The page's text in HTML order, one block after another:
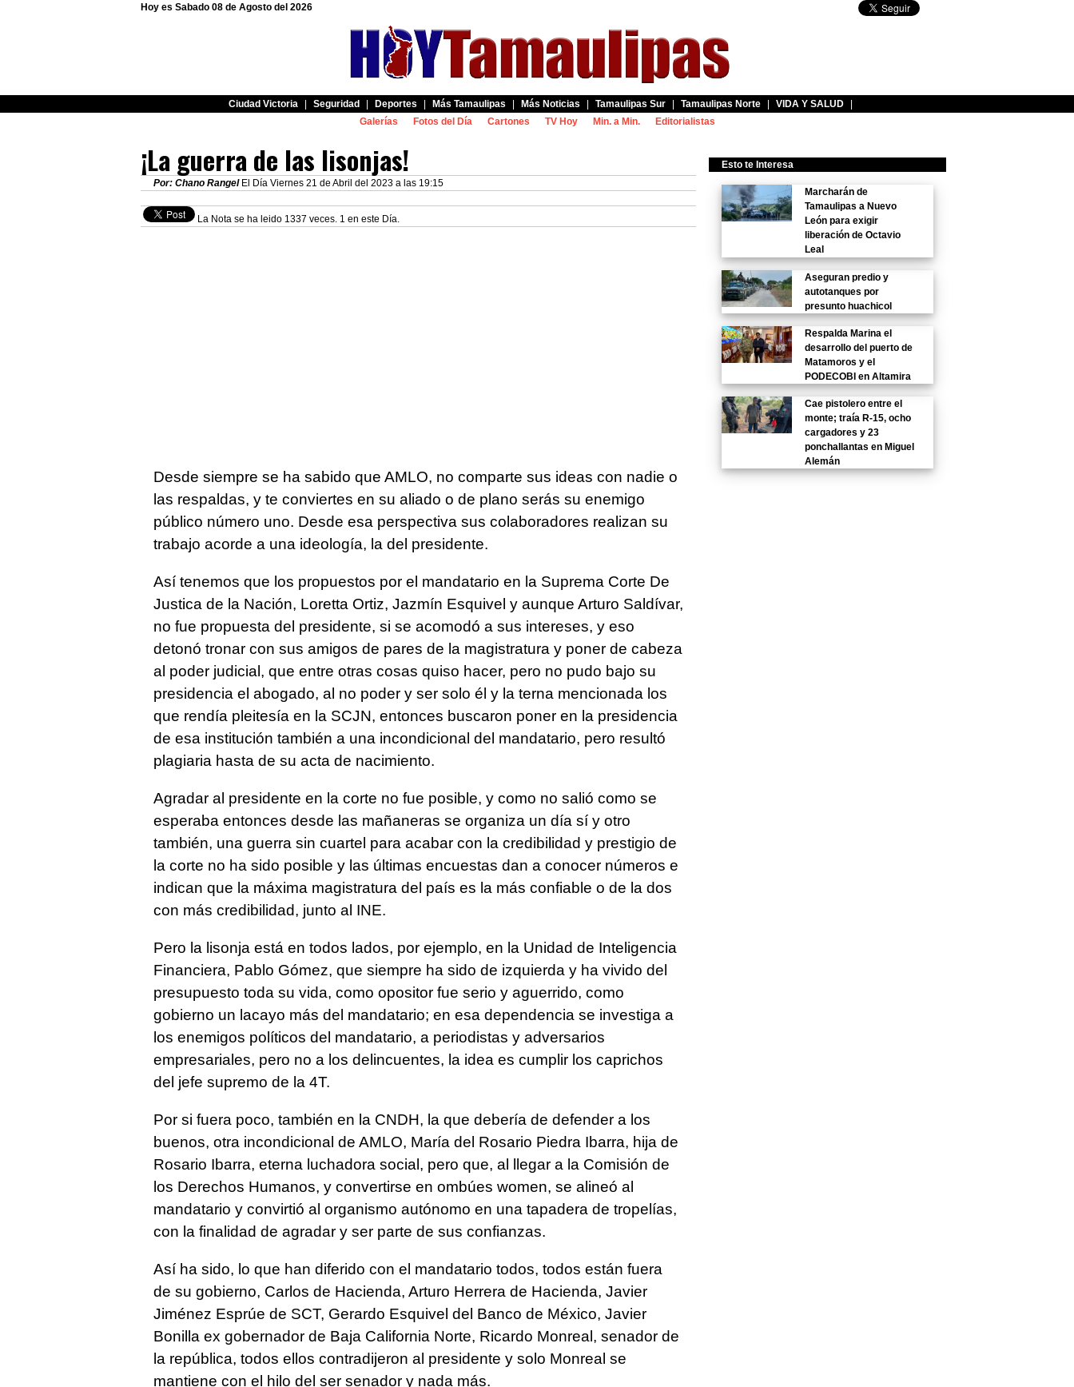
Hoy es Sabado 08 de Agosto del 2026
Ciudad Victoria Seguridad Deportes Más Tamaulipas Más Noticias Tamaulipas Sur Tamaulipas Norte VIDA Y SALUD
Galerías
Fotos del Día Cartones TV Hoy Min. a Min. Editorialistas
¡La guerra de las lisonjas!
Por: Chano RangelEl Día Viernes 21 de Abril del 2023 a las 19:15
La Nota se ha leido 1337 veces. 1 en este Día.
Desde siempre se ha sabido que AMLO, no comparte sus ideas con nadie o
las respaldas, y te conviertes en su aliado o de plano serás su enemigo
público número uno. Desde esa perspectiva sus colaboradores realizan su
trabajo acorde a una ideología, la del presidente.
Así tenemos que los propuestos por el mandatario en la Suprema Corte De
Justica de la Nación, Loretta Ortiz, Jazmín Esquivel y aunque Arturo Saldívar,
no fue propuesta del presidente, si se acomodó a sus intereses, y eso
detonó tronar con sus amigos de pares de la magistratura y poner de cabeza
al poder judicial, que entre otras cosas quiso hacer, pero no pudo bajo su
presidencia el abogado, al no poder y ser solo él y la terna mencionada los
que rendía pleitesía en la SCJN, entonces buscaron poner en la presidencia
de esa institución también a una incondicional del mandatario, pero resultó
plagiaria hasta de su acta de nacimiento.
Agradar al presidente en la corte no fue posible, y como no salió como se
esperaba entonces desde las mañaneras se organiza un día sí y otro
también, una guerra sin cuartel para acabar con la credibilidad y prestigio de
la corte no ha sido posible y las últimas encuestas dan a conocer números e
indican que la máxima magistratura del país es la más confiable o de la dos
con más credibilidad, junto al INE.
Pero la lisonja está en todos lados, por ejemplo, en la Unidad de Inteligencia
Financiera, Pablo Gómez, que siempre ha sido de izquierda y ha vivido del
presupuesto toda su vida, como opositor fue serio y aguerrido, como
gobierno un lacayo más del mandatario; en esa dependencia se investiga a
los enemigos políticos del mandatario, a periodistas y adversarios
empresariales, pero no a los delincuentes, la idea es cumplir los caprichos
del jefe supremo de la 4T.
Por si fuera poco, también en la CNDH, la que debería de defender a los
buenos, otra incondicional de AMLO, María del Rosario Piedra Ibarra, hija de
Rosario Ibarra, eterna luchadora social, pero que, al llegar a la Comisión de
los Derechos Humanos, y convertirse en ombúes women, se alineó al
mandatario y convirtió al organismo autónomo en una tapadera de tropelías,
con la finalidad de agradar y ser parte de sus confianzas.
Así ha sido, lo que han diferido con el mandatario todos, todos están fuera
de su gobierno, Carlos de Hacienda, Arturo Herrera de Hacienda, Javier
Jiménez Esprúe de SCT, Gerardo Esquivel del Banco de México, Javier
Bonilla ex gobernador de Baja California Norte, Ricardo Monreal, senador de
la república, todos ellos contradijeron al presidente y solo Monreal se
mantiene con el hilo del ser senador y nada más.
Esto te Interesa
Marcharán de
Tamaulipas a Nuevo
León para exigir
liberación de Octavio
Leal
Aseguran predio y
autotanques por
presunto huachicol
Respalda Marina el
desarrollo del puerto de
Matamoros y el
PODECOBI en Altamira
Cae pistolero entre el
monte; traía R-15, ocho
cargadores y 23
ponchallantas en Miguel
Alemán